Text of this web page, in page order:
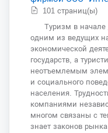
101 страниц(ы)
Туризм в начале
одним из ведущих
экономической
государств, а
неотъемлемым
и социального
населения.
компаниями
многом связаны с
знает законов